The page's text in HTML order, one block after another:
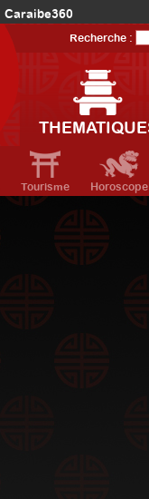
Caraibe360
AmériqueDuNord360
Recherche :
Tourisme Horoscope